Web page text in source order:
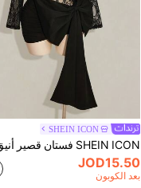
SHEIN ICON
JOD15.50
بعد الكوبون